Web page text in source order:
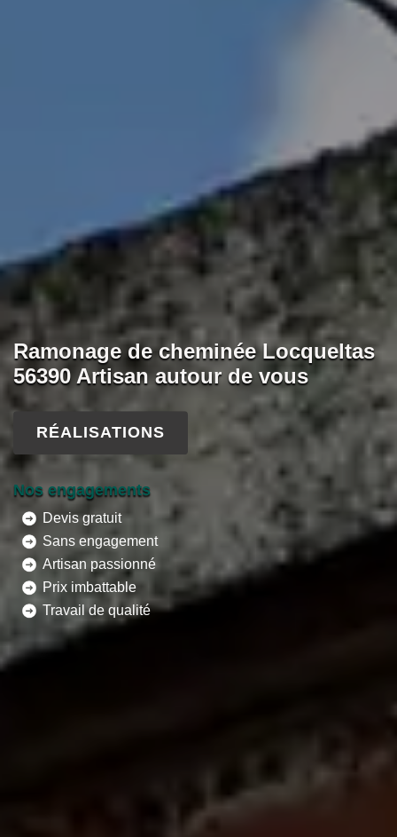
Ramonage de cheminée Locqueltas
56390 Artisan autour de vous
RÉALISATIONS
Nos engagements
Devis gratuit
Sans engagement
Artisan passionné
Prix imbattable
Travail de qualité